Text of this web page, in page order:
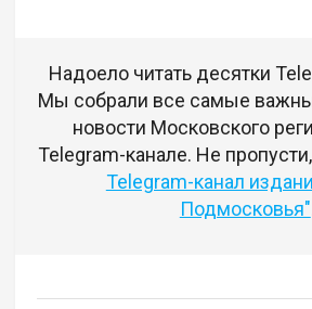
Надоело читать десятки
Мы собрали все самые
новости Московского
Telegram-канале. Не
Telegram-канал
Подмосковья"